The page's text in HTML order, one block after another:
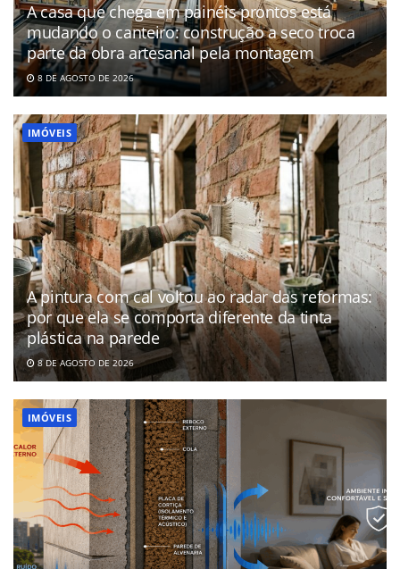
A casa que chega em painéis prontos está
mudando o canteiro: construção a seco troca
parte da obra artesanal pela montagem
8 DE AGOSTO DE 2026
IMÓVEIS
A pintura com cal voltou ao radar das reformas:
por que ela se comporta diferente da tinta
plástica na parede
8 DE AGOSTO DE 2026
IMÓVEIS